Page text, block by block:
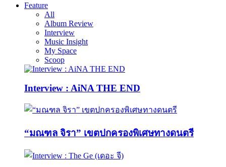
Feature
All
Album Review
Interview
Music Insight
My Space
Scoop
Interview : AiNA THE END
“มณฑล จิรา” เขตปกครองพิเศษทางดนตรี